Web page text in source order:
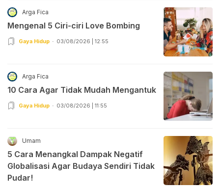
Arga Fica
Mengenal 5 Ciri-ciri Love Bombing
Gaya Hidup 03/08/2026 | 12:55
Arga Fica
10 Cara Agar Tidak Mudah Mengantuk
Gaya Hidup 03/08/2026 | 11:55
Umam
5 Cara Menangkal Dampak Negatif
Globalisasi Agar Budaya Sendiri Tidak
Pudar!